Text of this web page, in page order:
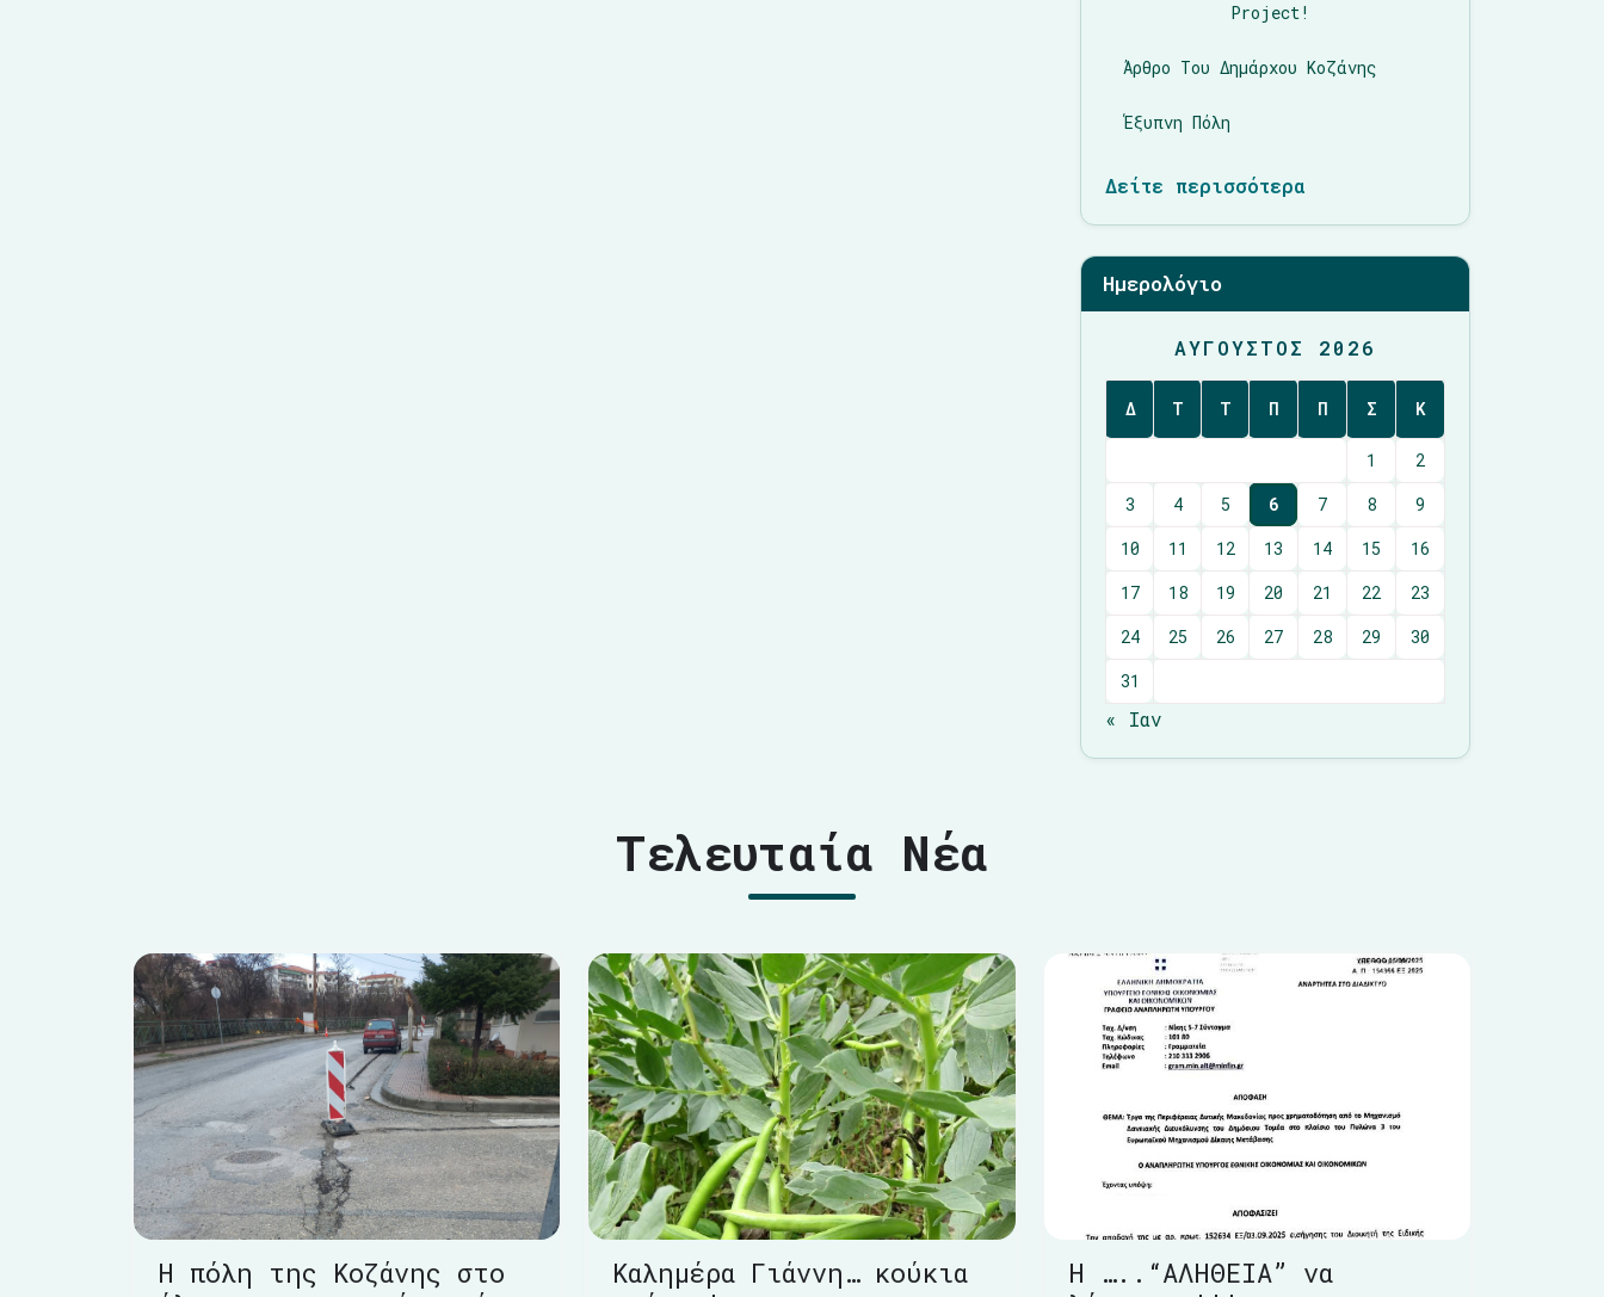
Project!
Άρθρο Του Δημάρχου Κοζάνης
Έξυπνη Πόλη
Δείτε περισσότερα
Ημερολόγιο
ΑΎΓΟΥΣΤΟΣ 2026
Δ Τ Τ Π Π Σ Κ
1
2
3
4 5 6 7 8
9
10
11 12 13 14 15
16
17
18 19 20 21 22
23
24
25 26 27 28 29
30
31
« Ιαν
Τελευταία Νέα
Η πόλη της Κοζάνης στο
Καλημέρα Γιάννη… κούκια
Η …..“ΑΛΗΘΕΙΑ” να